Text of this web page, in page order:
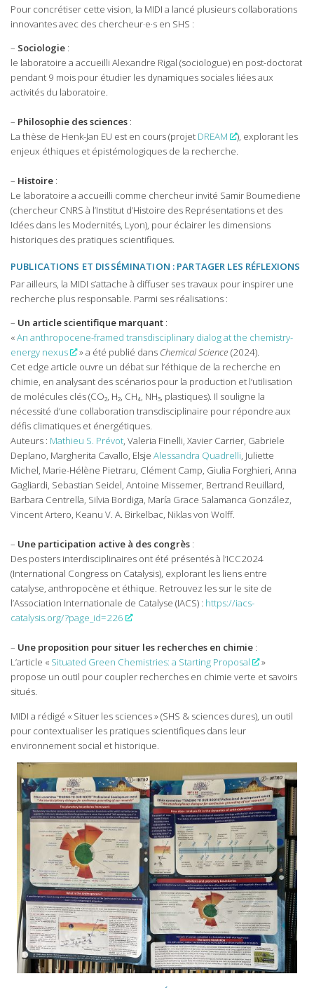
Pour concrétiser cette vision, la MIDI a lancé plusieurs collaborations
innovantes avec des chercheur·e·s en SHS :
– Sociologie :
le laboratoire a accueilli Alexandre Rigal (sociologue) en post-doctorat
pendant 9 mois pour étudier les dynamiques sociales liées aux
activités du laboratoire.
– Philosophie des sciences :
La thèse de Henk-Jan EU est en cours (projet DREAM
), explorant les
enjeux éthiques et épistémologiques de la recherche.
– Histoire :
Le laboratoire a accueilli comme chercheur invité Samir Boumediene
(chercheur CNRS à l’Institut d’Histoire des Représentations et des
Idées dans les Modernités, Lyon), pour éclairer les dimensions
historiques des pratiques scientifiques.
PUBLICATIONS ET DISSÉMINATION : PARTAGER LES RÉFLEXIONS
Par ailleurs, la MIDI s’attache à diffuser ses travaux pour inspirer une
recherche plus responsable. Parmi ses réalisations :
– Un article scientifique marquant :
«An anthropocene-framed transdisciplinary dialog at the chemistry-
energy nexus
» a été publié dans Chemical Science (2024).
Cet edge article ouvre un débat sur l’éthique de la recherche en
chimie, en analysant des scénarios pour la production et l’utilisation
de molécules clés (CO₂, H₂, CH₄, NH₃, plastiques). Il souligne la
nécessité d’une collaboration transdisciplinaire pour répondre aux
défis climatiques et énergétiques.
Auteurs : Mathieu S. Prévot, Valeria Finelli, Xavier Carrier, Gabriele
Deplano, Margherita Cavallo, Elsje Alessandra Quadrelli, Juliette
Michel, Marie-Hélène Pietraru, Clément Camp, Giulia Forghieri, Anna
Gagliardi, Sebastian Seidel, Antoine Missemer, Bertrand Reuillard,
Barbara Centrella, Silvia Bordiga, María Grace Salamanca González,
Vincent Artero, Keanu V. A. Birkelbac, Niklas von Wolff.
– Une participation active à des congrès :
Des posters interdisciplinaires ont été présentés à l’ICC2024
(International Congress on Catalysis), explorant les liens entre
catalyse, anthropocène et éthique. Retrouvez les sur le site de
l’Association Internationale de Catalyse (IACS) : https://iacs-
catalysis.org/?page_id=226
– Une proposition pour situer les recherches en chimie :
L’article « Situated Green Chemistries: a Starting Proposal
»
propose un outil pour coupler recherches en chimie verte et savoirs
situés.
MIDI a rédigé « Situer les sciences » (SHS & sciences dures), un outil
pour contextualiser les pratiques scientifiques dans leur
environnement social et historique.